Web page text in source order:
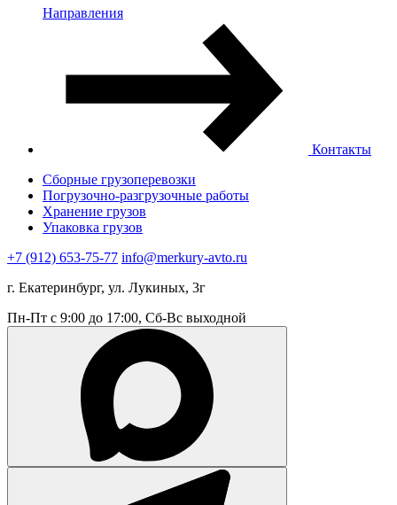
Направления
Контакты
Сборные грузоперевозки
Погрузочно-разгрузочные работы
Хранение грузов
Упаковка грузов
+7 (912) 653-75-77 info@merkury-avto.ru
г. Екатеринбург, ул. Лукиных, 3г
Пн-Пт с 9:00 до 17:00, Сб-Вс выходной